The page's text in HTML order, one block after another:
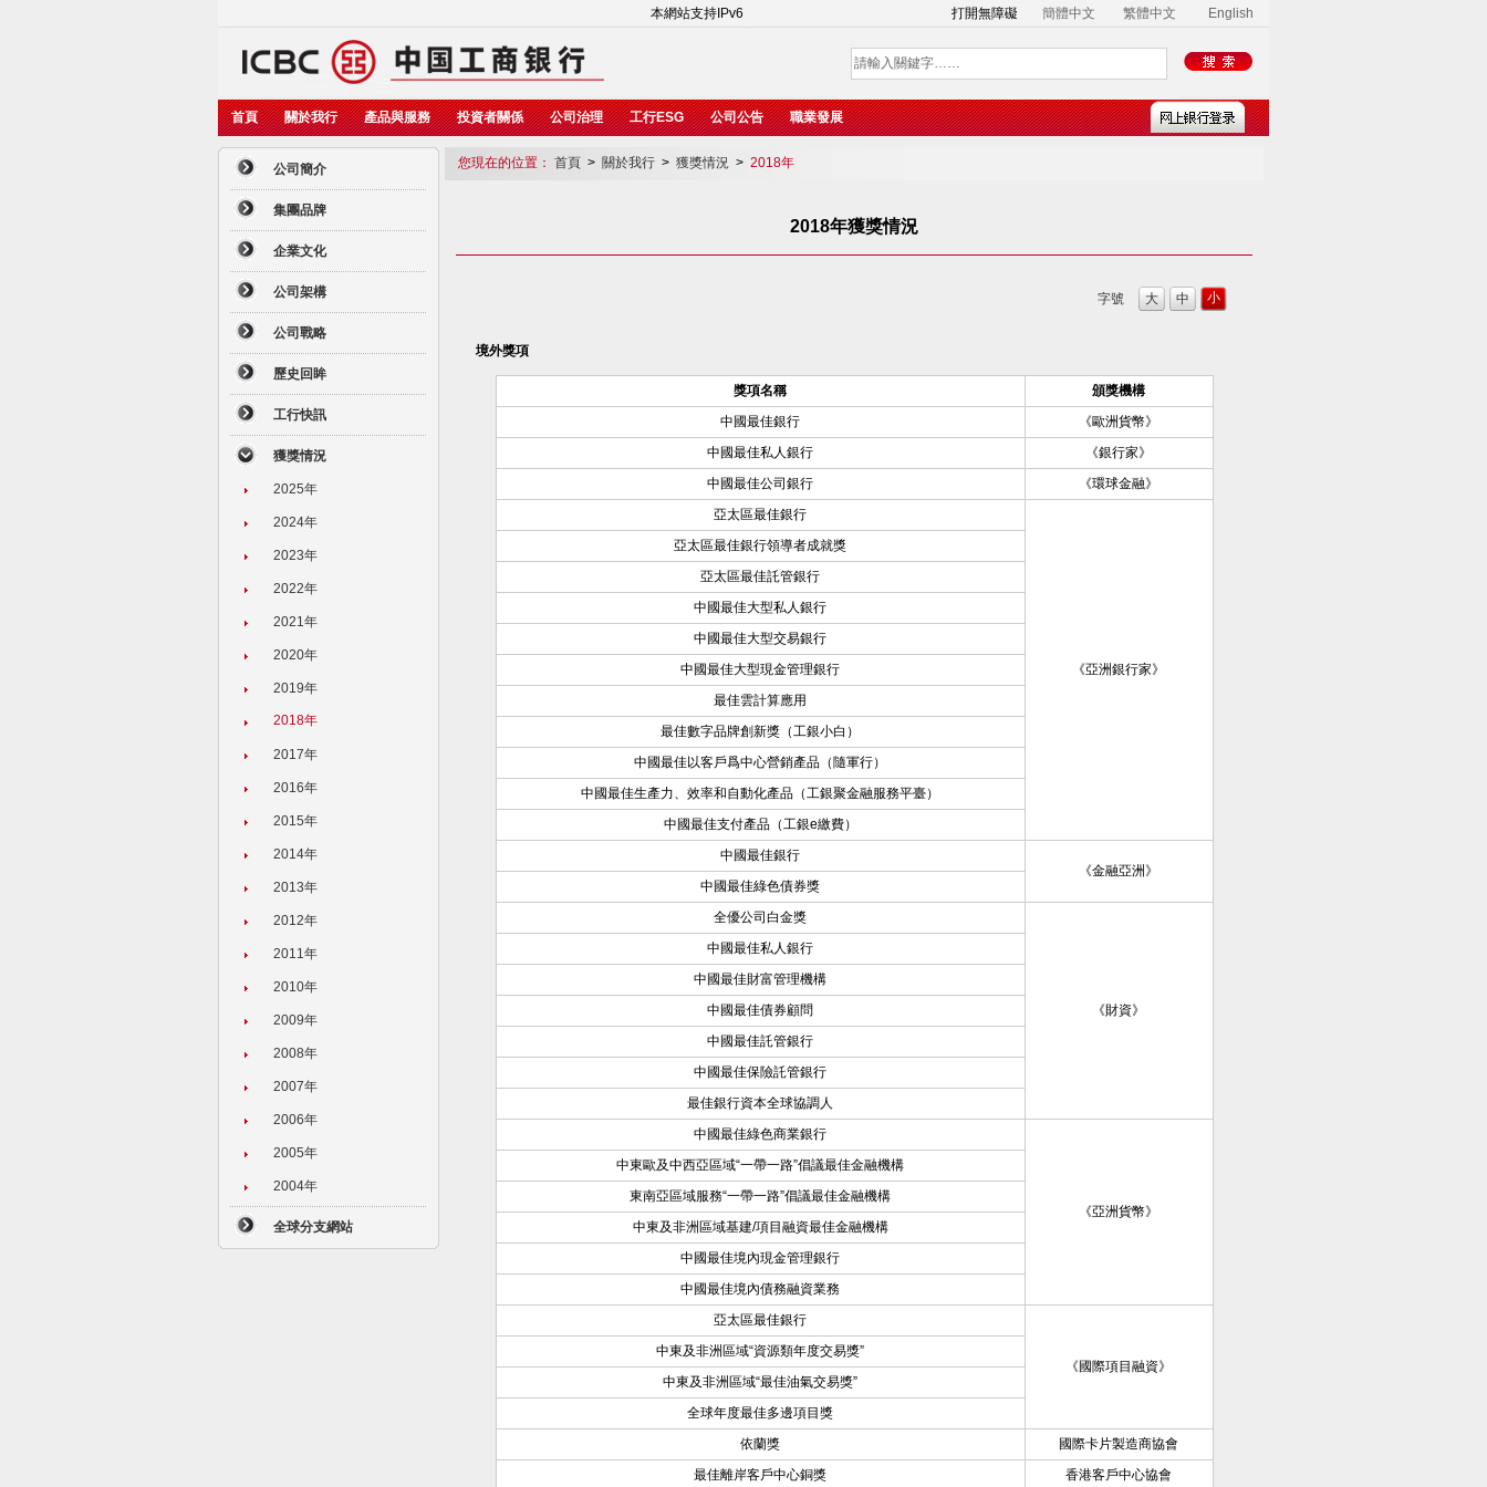
本網站支持IPv6 打開無障礙 簡體中文 繁體中文 English
首頁 關於我行 產品與服務 投資者關係 公司治理 工行ESG 公司公告 職業發展
公司簡介
集團品牌
企業文化
公司架構
公司戰略
歷史回眸
工行快訊
獲獎情況
2025年
2024年
2023年
2022年
2021年
2020年
2019年
2018年
2017年
2016年
2015年
2014年
2013年
2012年
2011年
2010年
2009年
2008年
2007年
2006年
2005年
2004年
全球分支網站
您現在的位置： 首頁 > 關於我行 > 獲獎情況 > 2018年
2018年獲獎情況
字號 大 中 小
境外獎項
獎項名稱
頒獎機構
中國最佳銀行
《歐洲貨幣》
中國最佳私人銀行
《銀行家》
中國最佳公司銀行
《環球金融》
亞太區最佳銀行
《亞洲銀行家》
亞太區最佳銀行領導者成就獎
亞太區最佳託管銀行
中國最佳大型私人銀行
中國最佳大型交易銀行
中國最佳大型現金管理銀行
最佳雲計算應用
最佳數字品牌創新獎（工銀小白）
中國最佳以客戶爲中心營銷產品（隨軍行）
中國最佳生產力、效率和自動化產品（工銀聚金融服務平臺）
中國最佳支付產品（工銀e繳費）
中國最佳銀行
《金融亞洲》
中國最佳綠色債券獎
全優公司白金獎
《財資》
中國最佳私人銀行
中國最佳財富管理機構
中國最佳債券顧問
中國最佳託管銀行
中國最佳保險託管銀行
最佳銀行資本全球協調人
中國最佳綠色商業銀行
《亞洲貨幣》
中東歐及中西亞區域“一帶一路”倡議最佳金融機構
東南亞區域服務“一帶一路”倡議最佳金融機構
中東及非洲區域基建/項目融資最佳金融機構
中國最佳境內現金管理銀行
中國最佳境內債務融資業務
亞太區最佳銀行
《國際項目融資》
中東及非洲區域“資源類年度交易獎”
中東及非洲區域“最佳油氣交易獎”
全球年度最佳多邊項目獎
依蘭獎
國際卡片製造商協會
最佳離岸客戶中心銅獎
香港客戶中心協會